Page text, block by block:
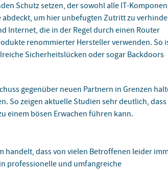
Schutz setzen, der sowohl alle IT-
abdeckt, um hier unbefugten Zutritt zu
Internet, die in der Regel durch einen Router
renommierter Hersteller verwenden. So
Sicherheitslücken oder sogar Backdoors
gegenüber neuen Partnern in Grenzen
So zeigen aktuelle Studien sehr deutlich, dass
einem bösen Erwachen führen kann.
handelt, dass von vielen Betroffenen leider
professionelle und umfangreiche